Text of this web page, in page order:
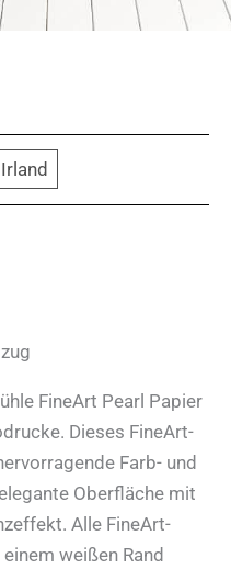
Irland
FineArt Pearl Papier
Dieses FineArt-
Farb- und
Oberfläche mit
Alle FineArt-
weißen Rand